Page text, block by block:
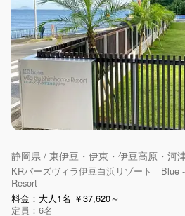
静岡県 / 東伊豆・伊東・伊豆高原・河
KRバーズヴィラ伊豆白浜リゾート Blue
Resort -
料金：大人1名 ￥37,620～
定員：6名